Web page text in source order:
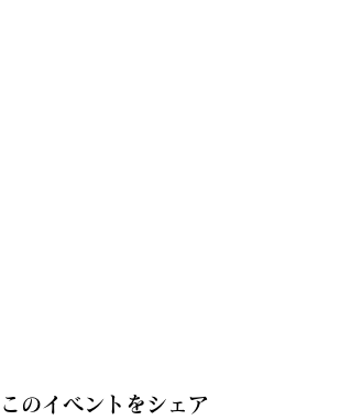
このイベントをシェア